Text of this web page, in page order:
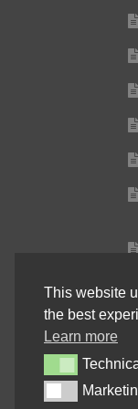
This website
the best
Learn more
Technical
Marketing